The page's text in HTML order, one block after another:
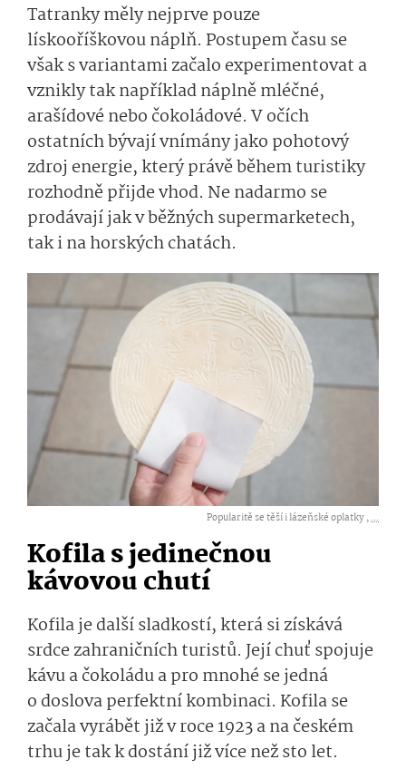
Tatranky měly nejprve pouze
lískooříškovou náplň. Postupem času se
však s variantami začalo experimentovat a
vznikly tak například náplně mléčné,
arašídové nebo čokoládové. V očích
ostatních bývají vnímány jako pohotový
zdroj energie, který právě během turistiky
rozhodně přijde vhod. Ne nadarmo se
prodávají jak v běžných supermarketech,
tak i na horských chatách.
Popularitě se těší i lázeňské oplatky ,...
Kofila s jedinečnou
kávovou chutí
Kofila je další sladkostí, která si získává
srdce zahraničních turistů. Její chuť spojuje
kávu a čokoládu a pro mnohé se jedná
o doslova perfektní kombinaci. Kofila se
začala vyrábět již v roce 1923 a na českém
trhu je tak k dostání již více než sto let.